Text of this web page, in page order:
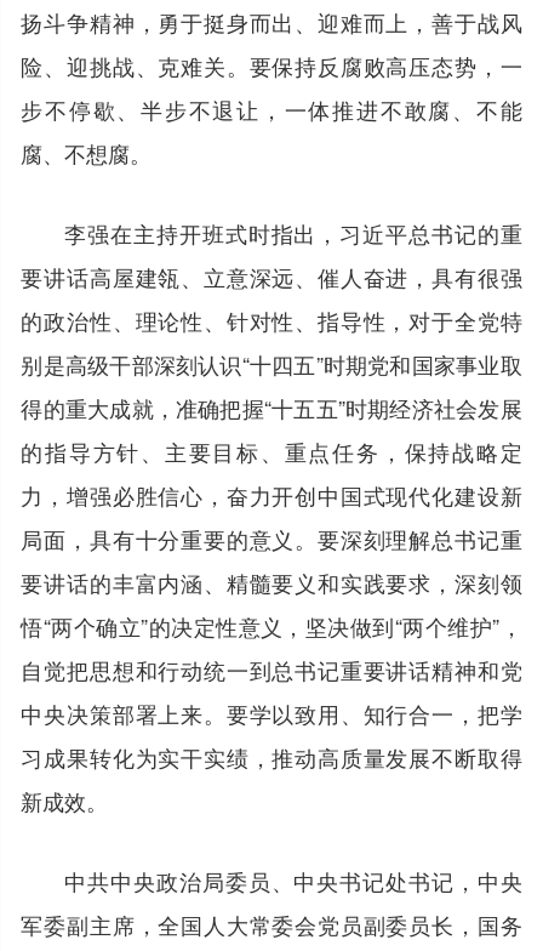
扬斗争精神，勇于挺身而出、迎难而上，善于战风
险、迎挑战、克难关。要保持反腐败高压态势，一
步不停歇、半步不退让，一体推进不敢腐、不能
腐、不想腐。
李强在主持开班式时指出，习近平总书记的重
要讲话高屋建瓴、立意深远、催人奋进，具有很强
的政治性、理论性、针对性、指导性，对于全党特
别是高级干部深刻认识“十四五”时期党和国家事业取
得的重大成就，准确把握“十五五”时期经济社会发展
的指导方针、主要目标、重点任务，保持战略定
力，增强必胜信心，奋力开创中国式现代化建设新
局面，具有十分重要的意义。要深刻理解总书记重
要讲话的丰富内涵、精髓要义和实践要求，深刻领
悟“两个确立”的决定性意义，坚决做到“两个维护”，
自觉把思想和行动统一到总书记重要讲话精神和党
中央决策部署上来。要学以致用、知行合一，把学
习成果转化为实干实绩，推动高质量发展不断取得
新成效。
中共中央政治局委员、中央书记处书记，中央
军委副主席，全国人大常委会党员副委员长，国务